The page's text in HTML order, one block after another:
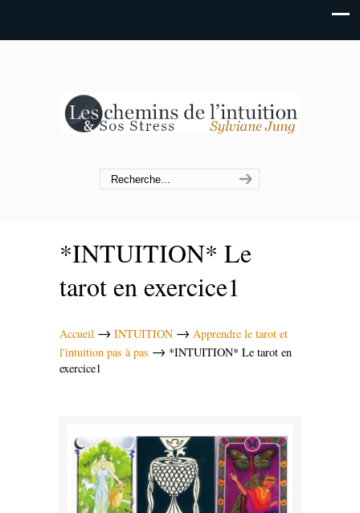
*INTUITION* Le
tarot en exercice1
Accueil → INTUITION → Apprendre le tarot et
l'intuition pas à pas → *INTUITION* Le tarot en
exercice1